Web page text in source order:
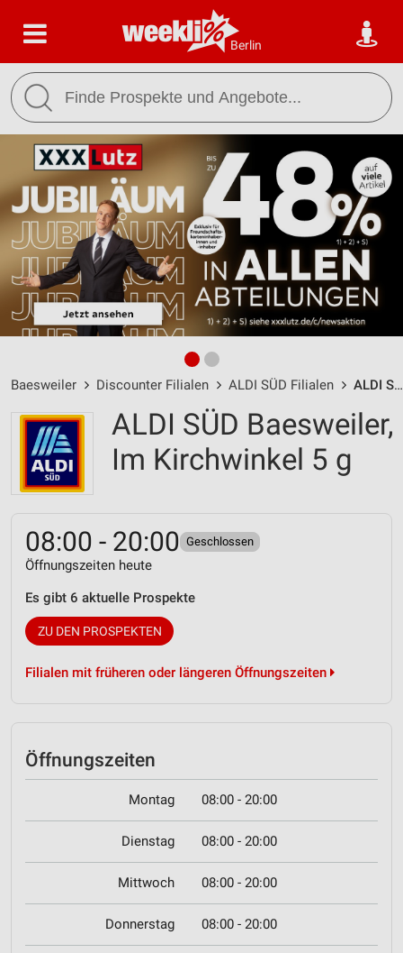
Berlin
Baesweiler Discounter Filialen ALDI SÜD Filialen ALDI SÜD Baesweiler / Im Kirchwinkel 5 g - Öffnungszeiten & Adresse
ALDI SÜD Baesweiler,
Im Kirchwinkel 5 g
08:00 - 20:00 Geschlossen
Öffnungszeiten heute
Es gibt 6 aktuelle Prospekte
ZU DEN PROSPEKTEN
Filialen mit früheren oder längeren Öffnungszeiten
Öffnungszeiten
Montag 08:00 - 20:00
Dienstag 08:00 - 20:00
Mittwoch 08:00 - 20:00
Donnerstag 08:00 - 20:00